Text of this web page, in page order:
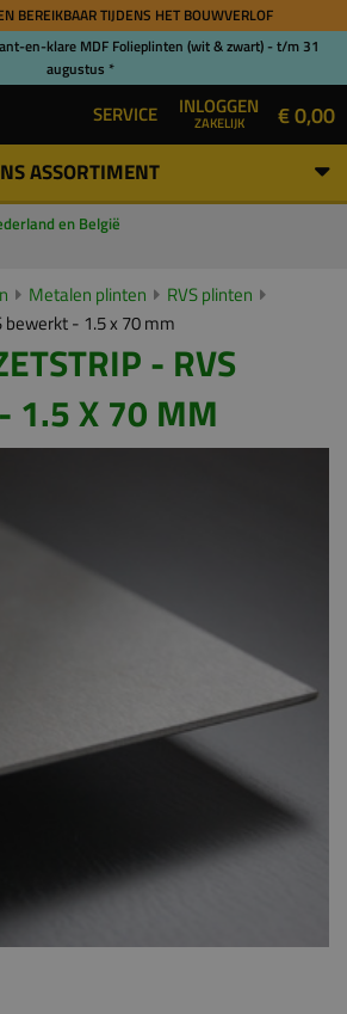
BEREIKBAAR TIJDENS HET BOUWVERLOF
en-klare MDF Folieplinten (wit & zwart) - t/m 31
augustus *
SERVICE INLOGGEN
ZAKELIJK € 0,00
ASSORTIMENT
en België
Metalen plinten
RVS plinten
bewerkt - 1.5 x 70 mm
- RVS
1.5 X 70 MM